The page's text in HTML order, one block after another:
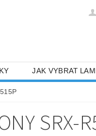
JAK VYBRAT
SRX-